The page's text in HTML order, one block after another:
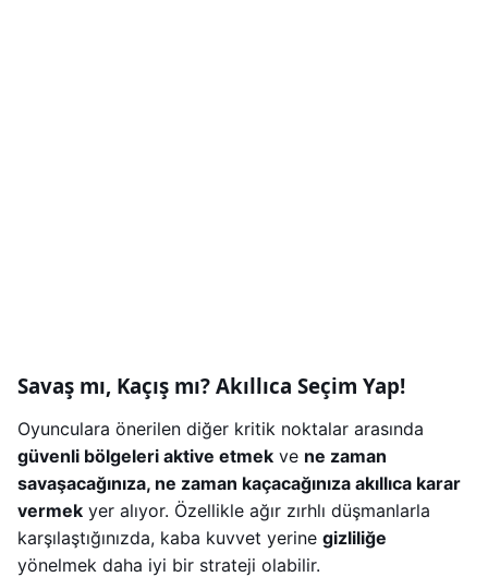
Savaş mı, Kaçış mı? Akıllıca Seçim Yap!
Oyunculara önerilen diğer kritik noktalar arasında
güvenli bölgeleri aktive etmek ve ne zaman
savaşacağınıza, ne zaman kaçacağınıza akıllıca karar
vermek yer alıyor. Özellikle ağır zırhlı düşmanlarla
karşılaştığınızda, kaba kuvvet yerine gizliliğe
yönelmek daha iyi bir strateji olabilir.